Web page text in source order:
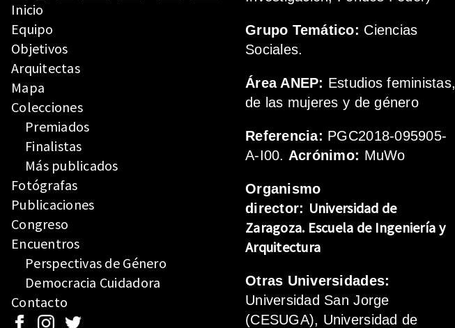
Inicio
Equipo
Objetivos
Arquitectas
Mapa
Colecciones
Premiados
Finalistas
Más publicados
Fotógrafas
Publicaciones
Congreso
Encuentros
Perspectivas de Género
Democracia Cuidadora
Contacto
Grupo Temático: Ciencias
Sociales.
Área ANEP: Estudios feministas,
de las mujeres y de género
Referencia: PGC2018-095905-
A-I00. Acrónimo: MuWo
Organismo
director: Universidad de
Zaragoza. Escuela de Ingeniería y
Arquitectura
Otras Universidades:
Universidad San Jorge
(CESUGA), Universidad de